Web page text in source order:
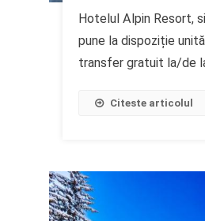
Hotelul Alpin Resort,
pune la dispoziție
transfer gratuit la/de
Citeste articolul